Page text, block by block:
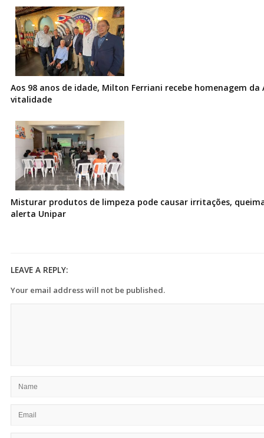
Aos 98 anos de idade, Milton Ferriani recebe homenagem da
vitalidade
Misturar produtos de limpeza pode causar irritações,
alerta Unipar
LEAVE A REPLY:
Your email address will not be published.